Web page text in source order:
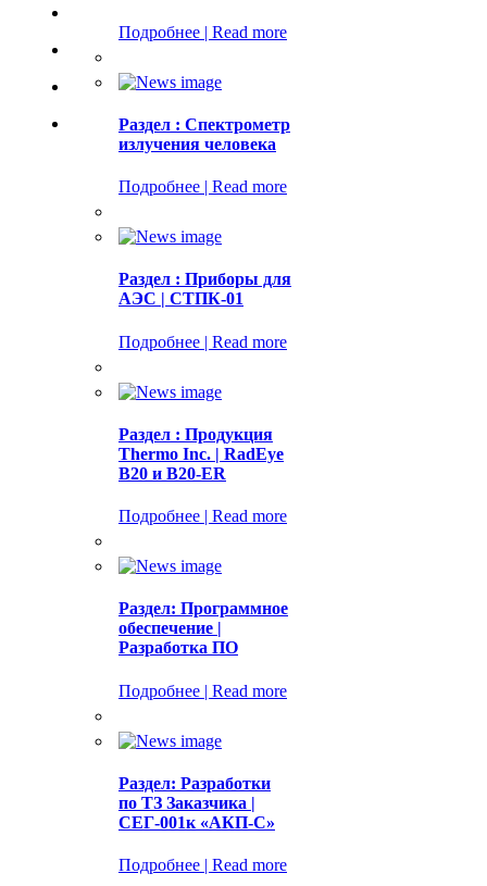
Подробнее | Read more
Раздел : Спектрометр
излучения человека
Подробнее | Read more
Раздел : Приборы для
АЭС | СТПК-01
Подробнее | Read more
Раздел : Продукция
Thermo Inc. | RadEye
B20 и B20-ER
Подробнее | Read more
Раздел: Программное
обеспечение |
Разработка ПО
Подробнее | Read more
Раздел: Разработки
по ТЗ Заказчика |
СЕГ-001к «АКП-С»
Подробнее | Read more